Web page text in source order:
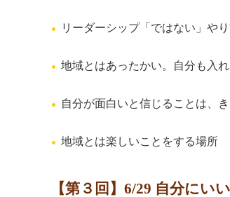
リーダーシップ「ではない」 や
地域とはあったかい。自分も入れ
自分が面白いと信じることは、
地域とは楽しいことをする場所
【第３回】6/29 自分に